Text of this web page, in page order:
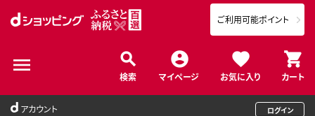
検索 マイページ お気に入り カート
ご利用可能ポイント
アカウント ログイン